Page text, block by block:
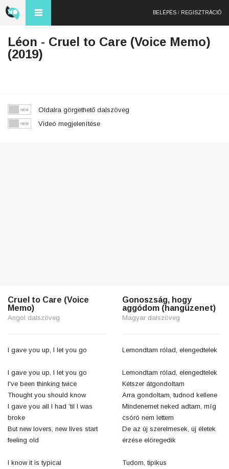
BELÉPÉS / REGISZTRÁCIÓ
Léon - Cruel to Care (Voice Memo)
(2019)
Oldalra görgethető dalszöveg
Videó megjelenítése
Cruel to Care (Voice
Memo)
Angol dalszöveg
I gave you up, I let you go
I gave you up, I let you go
I've been thinking twice
Thought you should know
I gave you all I had ’til I was
broke
But new lovers, new lives start
feeling old
I know it is typical
Gonoszság, hogy
aggódom (hangüzenet)
Magyar dalszöveg
Lemondtam rólad, elengedtelek
Lemondtam rólad, elengedtelek
Kétszer átgondoltam
Arra gondoltam, tudnod kellene
Mindenemet neked adtam, míg
csóró nem lettem
De az új szerelmesek, új életek
érzése elöregedik
Tudom, tipikus